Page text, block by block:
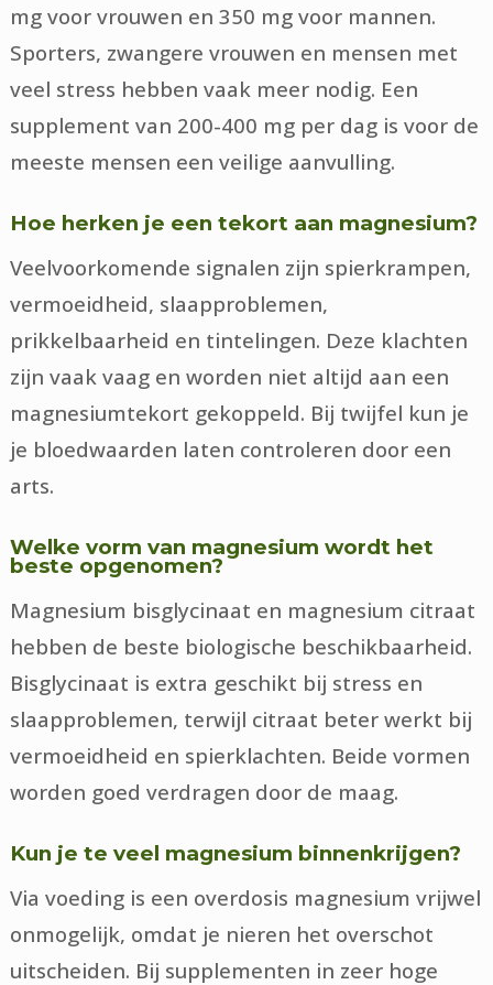
mg voor vrouwen en 350 mg voor mannen.
Sporters, zwangere vrouwen en mensen met
veel stress hebben vaak meer nodig. Een
supplement van 200-400 mg per dag is voor de
meeste mensen een veilige aanvulling.
Hoe herken je een tekort aan magnesium?
Veelvoorkomende signalen zijn spierkrampen,
vermoeidheid, slaapproblemen,
prikkelbaarheid en tintelingen. Deze klachten
zijn vaak vaag en worden niet altijd aan een
magnesiumtekort gekoppeld. Bij twijfel kun je
je bloedwaarden laten controleren door een
arts.
Welke vorm van magnesium wordt het
beste opgenomen?
Magnesium bisglycinaat en magnesium citraat
hebben de beste biologische beschikbaarheid.
Bisglycinaat is extra geschikt bij stress en
slaapproblemen, terwijl citraat beter werkt bij
vermoeidheid en spierklachten. Beide vormen
worden goed verdragen door de maag.
Kun je te veel magnesium binnenkrijgen?
Via voeding is een overdosis magnesium vrijwel
onmogelijk, omdat je nieren het overschot
uitscheiden. Bij supplementen in zeer hoge